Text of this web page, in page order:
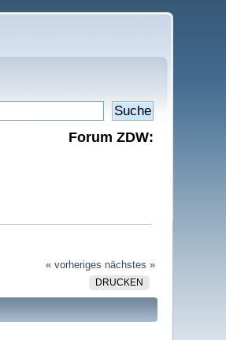
Forum ZDW:
« vorheriges nächstes »
DRUCKEN